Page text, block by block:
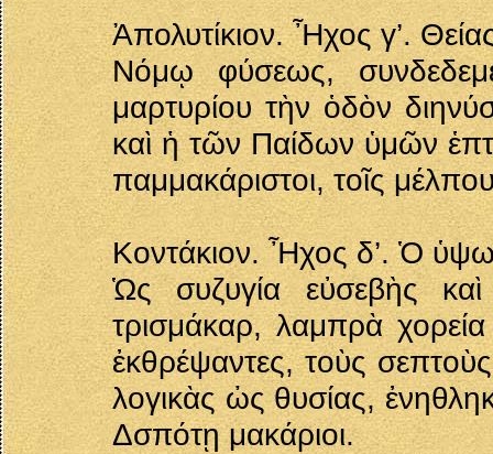
Ἀπολυτίκιον. Ἦχος γ’.
Νόμῳ φύσεως,
μαρτυρίου τὴν ὁδὸν
καὶ ἡ τῶν Παίδων ὑμῶν
παμμακάριστοι, τοῖς
Κοντάκιον. Ἦχος δ’. Ὁ
Ὡς συζυγία εὐσεβὴς
τρισμάκαρ, λαμπρὰ
ἐκθρέψαντες, τοὺς
λογικὰς ὠς θυσίας,
Δσπότῃ μακάριοι.